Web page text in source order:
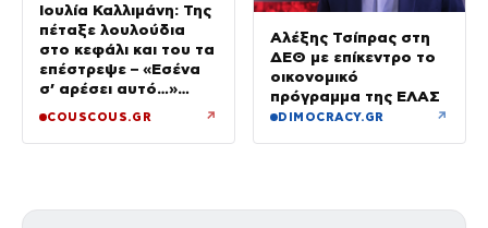
Ιουλία Καλλιμάνη: Της
πέταξε λουλούδια
στο κεφάλι και του τα
επέστρεψε – «Εσένα
σ’ αρέσει αυτό…»
(βίντεο)
COUSCOUS.GR ↗
Αλέξης Τσίπρας στη
ΔΕΘ με επίκεντρο το
οικονομικό
πρόγραμμα της ΕΛΑΣ
DIMOCRACY.GR ↗